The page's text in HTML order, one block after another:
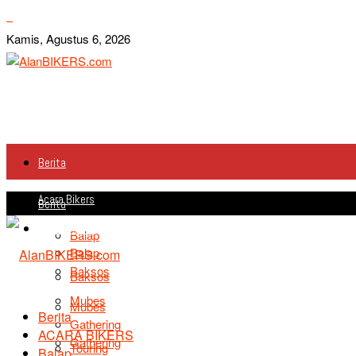
Kamis, Agustus 6, 2026
Berita
Acara Bikers
Balap
Baksos
Mubes
Gathering
Berita
Acara Bikers
Balap
Baksos
Mubes
Gathering
Touring
Berita
ACARA BIKERS